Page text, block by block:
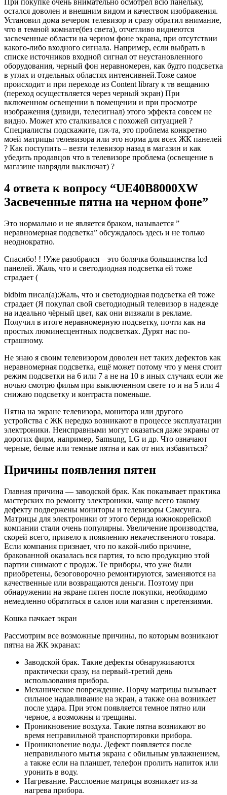
При покупке очень внимательно осмотрел всю панельку,
остался доволен и внешним видом и качеством изображения.
Установил дома вечером телевизор и сразу обратил внимание,
что в темной комнате(без света), отчетливо виднеются
засвеченные области на черном фоне экрана, при отсутствии
какого-либо входного сигнала. Например, если выбрать в
списке источников входной сигнал от неустановленного
оборудования, черный фон неравномерен, как будто подсветка
в углах и отдельных областях интенсивней.Тоже самое
происходит и при переходе из Content library к тв вещанию
(переход осуществляется через черный экран) При
включенном освещении в помещении и при просмотре
изображения (дивиди, телесигнал) этого эффекта совсем не
видно. Может кто сталкивался с похожей ситуацией ?
Специалисты подскажите, пж-та, это проблема конкретно
моей матрицы телевизора или это норма для всех ЖК панелей
? Как поступить – везти телевизор назад в магазин и как
убедить продавцов что в телевизоре проблема (освещение в
магазине наврядли выключат) ?
4 ответа к вопросу “UE40B8000XW
Засвеченные пятна на черном фоне”
Это нормально и не является браком, называется ”
неравномерная подсветка” обсуждалось здесь и не только
неоднократно.
Спасибо! ! !Уже разобрался – это болячка большинства lcd
панелей. Жаль, что и светодиодная подсветка ей тоже
страдает (
bidbim писал(а):Жаль, что и светодиодная подсветка ей тоже
страдает (Я покупал свой светодиодный телевизор в надежде
на идеально чёрный цвет, как они визжали в рекламе.
Получил в итоге неравномерную подсветку, почти как на
простых люминесцентных подсветках. Дурят нас по-
страшному.
Не знаю я своим телевизором доволен нет таких дефектов как
неравномерная подсветка, ещё может потому что у меня стоит
режим подсветки на 6 или 7 а не на 10 в иных случаях если же
ночью смотрю фильм при выключенном свете то и на 5 или 4
снижаю подсветку и контраста поменьше.
Пятна на экране телевизора, монитора или другого
устройства с ЖК нередко возникают в процессе эксплуатации
электроники. Неисправными могут оказаться даже экраны от
дорогих фирм, например, Samsung, LG и др. Что означают
черные, белые или темные пятна и как от них избавиться?
Причины появления пятен
Главная причина — заводской брак. Как показывает практика
мастерских по ремонту электроники, чаще всего такому
дефекту подвержены мониторы и телевизоры Самсунга.
Матрицы для электроники от этого бернда южнокорейской
компании стали очень популярны. Увеличение производства,
скорей всего, привело к появлению некачественного товара.
Если компания признает, что по какой-либо причине,
бракованной оказалась вся партия, то всю продукцию этой
партии снимают с продаж. Те приборы, что уже были
приобретены, безоговорочно ремонтируются, заменяются на
качественные или возвращаются деньги. Поэтому при
обнаружении на экране пятен после покупки, необходимо
немедленно обратиться в салон или магазин с претензиями.
Кошка пачкает экран
Рассмотрим все возможные причины, по которым возникают
пятна на ЖК экранах:
Заводской брак. Такие дефекты обнаруживаются
практически сразу, на первый-третий день
использования прибора.
Механическое повреждение. Порчу матрицы вызывает
сильное надавливание на экран, а также она возникает
после удара. При этом появляется темное пятно или
черное, а возможны и трещины.
Проникновение воздуха. Такие пятна возникают во
время неправильной транспортировки прибора.
Проникновение воды. Дефект появляется после
неправильного мытья экрана с обильным увлажнением,
а также если на планшет, телефон пролить напиток или
уронить в воду.
Нагревание. Расслоение матрицы возникает из-за
нагрева прибора.